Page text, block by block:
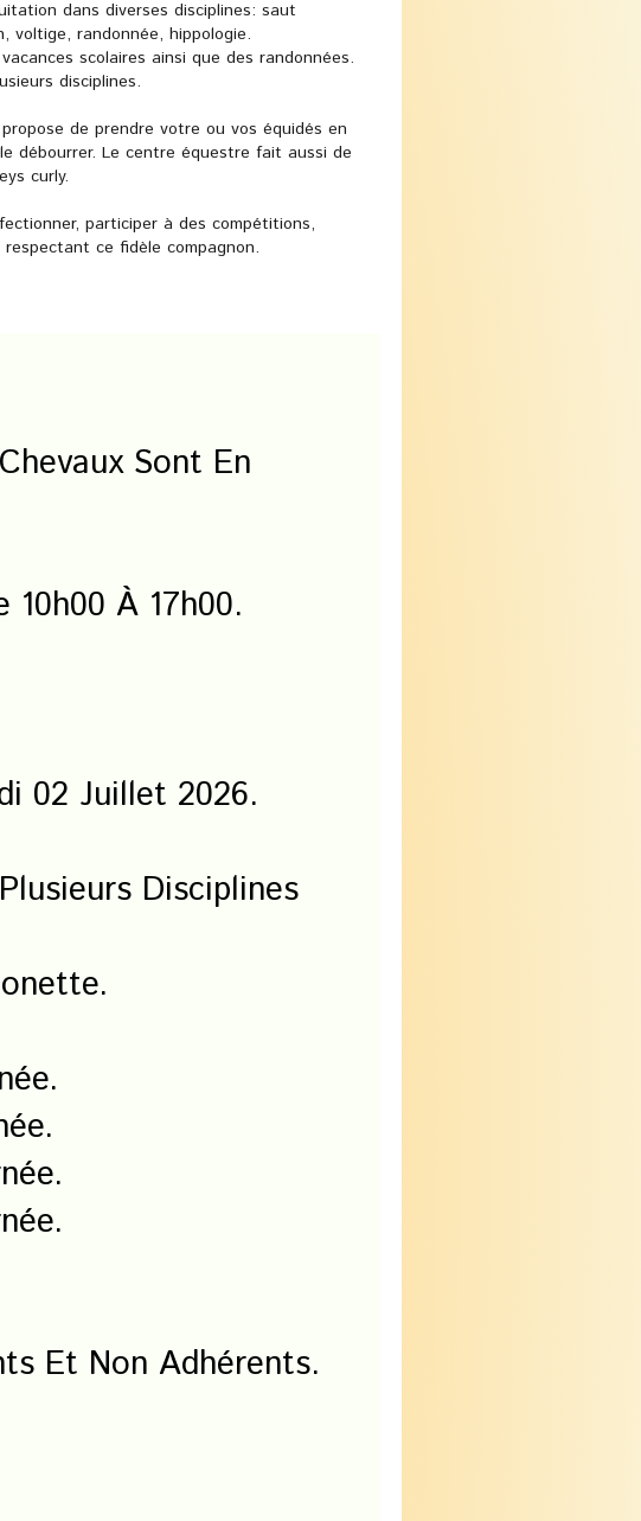
dans diverses disciplines: saut
voltige, randonnée, hippologie.
scolaires ainsi que des randonnées.
disciplines.
de prendre votre ou vos équidés en
débourrer. Le centre équestre fait aussi de
curly.
participer à des compétitions,
ce fidèle compagnon.
Sont En
À 17h00.
02 Juillet 2026.
Plusieurs Disciplines
Et Non Adhérents.